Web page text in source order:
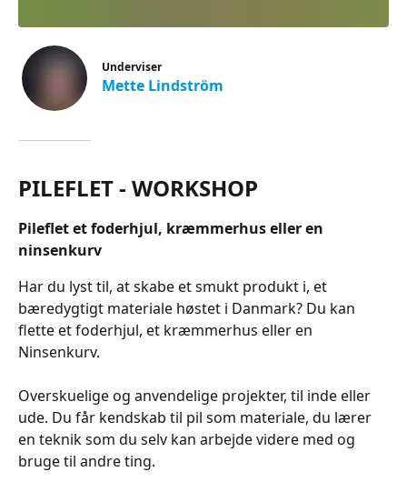
Underviser
Mette Lindström
PILEFLET - WORKSHOP
Pileflet et foderhjul, kræmmerhus eller en
ninsenkurv
Har du lyst til, at skabe et smukt produkt i, et
bæredygtigt materiale høstet i Danmark? Du kan
flette et foderhjul, et kræmmerhus eller en
Ninsenkurv.
Overskuelige og anvendelige projekter, til inde eller
ude. Du får kendskab til pil som materiale, du lærer
en teknik som du selv kan arbejde videre med og
bruge til andre ting.